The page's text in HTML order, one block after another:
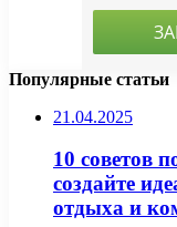
Популярные статьи
21.04.2025
10 советов
создайте
отдыха и